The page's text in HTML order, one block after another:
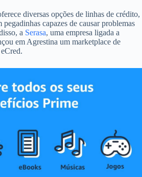
diversas opções de linhas de crédito,
pegadinhas capazes de causar problemas
a Serasa, uma empresa ligada a
em Agrestina um marketplace de